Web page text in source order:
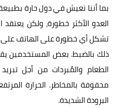
بما أننا نعيش في دول حارة
العدو الأكثر خطورة، ولكن
تشكل أي خطورة على الهاتف
ذلك بالضبط. بعض المستخدمين
الطعام والمُبردات من أجل
محفوفة بالمخاطر. الحرارة
البرودة الشديدة.